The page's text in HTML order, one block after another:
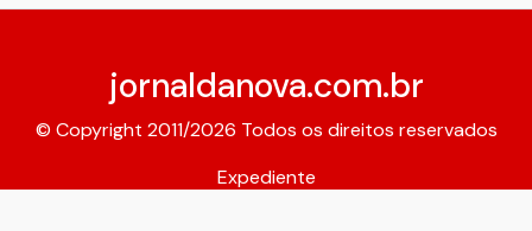
jornaldanova.com.br
© Copyright 2011/2026 Todos os direitos reservados
Expediente